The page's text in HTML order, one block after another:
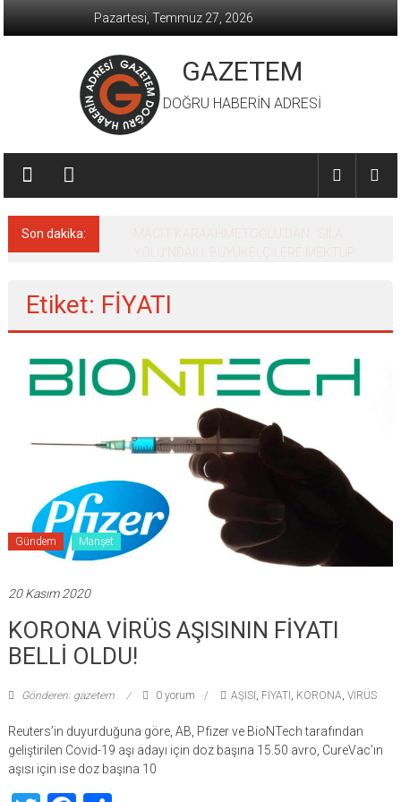
Pazartesi, Temmuz 27, 2026
GAZETEM
DOĞRU HABERİN ADRESİ
Son dakika:
Etiket: FİYATI
Gündem Manşet
20 Kasım 2020
KORONA VİRÜS AŞISININ FİYATI
BELLİ OLDU!
Gönderen: gazetem 0 yorum AŞISI , FİYATI , KORONA, VİRÜS
Reuters’in duyurduğuna göre, AB, Pfizer ve BioNTech tarafından
geliştirilen Covid-19 aşı adayı için doz başına 15.50 avro, CureVac’ın
aşısı için ise doz başına 10